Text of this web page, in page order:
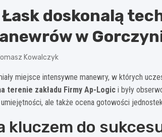
doskonalą
w
Kowalczyk
miejsce intensywne manewry, w których
terenie zakładu Firmy Ap-Logic i były
ale także ocena gotowości
kluczem do